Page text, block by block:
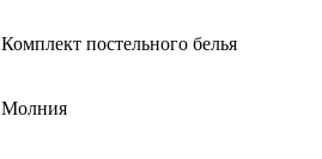
Комплект постельного белья
Молния